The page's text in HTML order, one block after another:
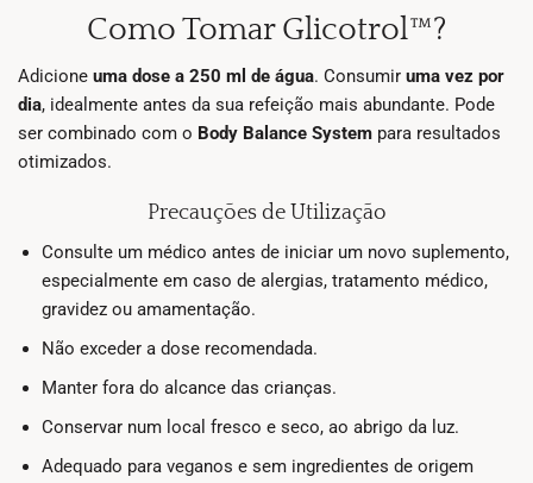
Como Tomar Glicotrol™?
Adicione uma dose a 250 ml de água. Consumir uma vez por
dia, idealmente antes da sua refeição mais abundante. Pode
ser combinado com o Body Balance System para resultados
otimizados.
Precauções de Utilização
Consulte um médico antes de iniciar um novo suplemento,
especialmente em caso de alergias, tratamento médico,
gravidez ou amamentação.
Não exceder a dose recomendada.
Manter fora do alcance das crianças.
Conservar num local fresco e seco, ao abrigo da luz.
Adequado para veganos e sem ingredientes de origem